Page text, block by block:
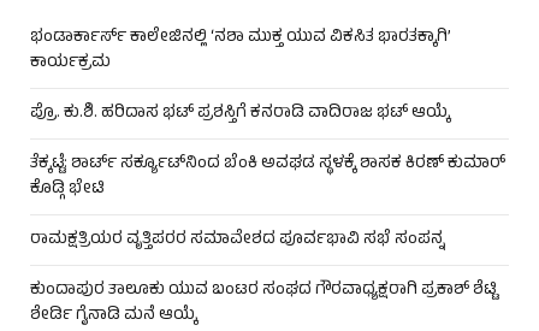
ಭಂಡಾರ್ಕಾರ್ಸ್ ಕಾಲೇಜಿನಲ್ಲಿ ‘ನಶಾ ಮುಕ್ತ ಯುವ ವಿಕಸಿತ ಭಾರತಕ್ಕಾಗಿ’
ಕಾರ್ಯಕ್ರಮ
ಪ್ರೊ. ಕು.ಶಿ. ಹರಿದಾಸ ಭಟ್ ಪ್ರಶಸ್ತಿಗೆ ಕನರಾಡಿ ವಾದಿರಾಜ ಭಟ್ ಆಯ್ಕೆ
ತೆಕ್ಕಟ್ಟೆ: ಶಾರ್ಟ್ ಸರ್ಕ್ಯೂಟ್‌ನಿಂದ ಬೆಂಕಿ ಅವಘಡ ಸ್ಥಳಕ್ಕೆ ಶಾಸಕ ಕಿರಣ್ ಕುಮಾರ್
ಕೊಡ್ಗಿ ಭೇಟಿ
ರಾಮಕ್ಷತ್ರಿಯರ ವೃತ್ತಿಪರರ ಸಮಾವೇಶದ ಪೂರ್ವಭಾವಿ ಸಭೆ ಸಂಪನ್ನ
ಕುಂದಾಪುರ ತಾಲೂಕು ಯುವ ಬಂಟರ ಸಂಘದ ಗೌರವಾಧ್ಯಕ್ಷರಾಗಿ ಪ್ರಕಾಶ್ ಶೆಟ್ಟಿ
ಶೇರ್ಡಿ ಗೈನಾಡಿ ಮನೆ ಆಯ್ಕೆ